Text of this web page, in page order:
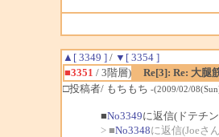
▲[ 3349 ]/ ▼[ 3354 ]
■3351 / 3階層)
Re[3]: Re: 大腿
□投稿者/ もちもち -(2009/02/
■No3349に返信(ドテチ
> ■No3348に返信(Joeさ